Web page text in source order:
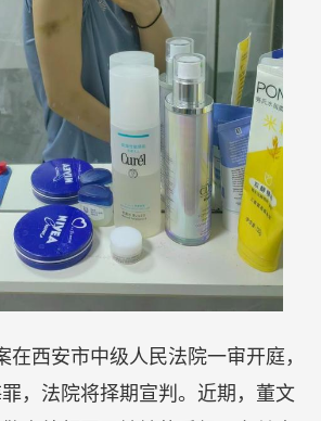
在西安市中级人民法院一审开庭，
，法院将择期宣判。近期，董文